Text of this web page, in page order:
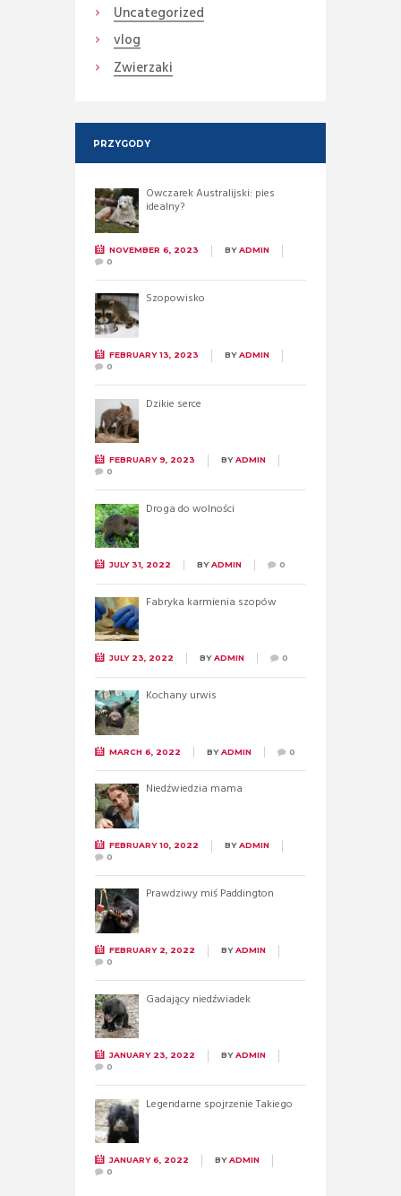
Uncategorized
vlog
Zwierzaki
PRZYGODY
Owczarek Australijski: pies
idealny?
NOVEMBER 6, 2023 BYADMIN
0
Szopowisko
FEBRUARY 13, 2023 BYADMIN
0
Dzikie serce
FEBRUARY 9, 2023 BYADMIN
0
Droga do wolności
JULY 31, 2022 BYADMIN 0
Fabryka karmienia szopów
JULY 23, 2022 BYADMIN 0
Kochany urwis
MARCH 6, 2022 BYADMIN 0
Niedźwiedzia mama
FEBRUARY 10, 2022 BYADMIN
0
Prawdziwy miś Paddington
FEBRUARY 2, 2022 BYADMIN
0
Gadający niedźwiadek
JANUARY 23, 2022 BYADMIN
0
Legendarne spojrzenie Takiego
JANUARY 6, 2022 BYADMIN
0